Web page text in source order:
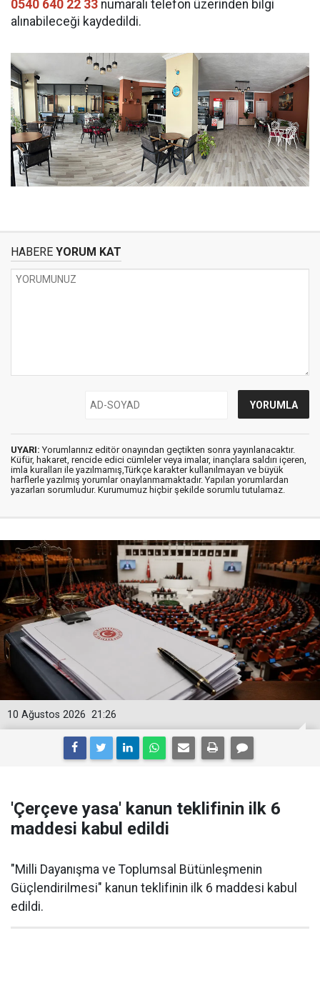
0540 640 22 33 numaralı telefon üzerinden bilgi
alınabileceği kaydedildi.
HABERE YORUM KAT
UYARI: Yorumlarınız editör onayından geçtikten sonra yayınlanacaktır.
Küfür, hakaret, rencide edici cümleler veya imalar, inançlara saldırı içeren,
imla kuralları ile yazılmamış,Türkçe karakter kullanılmayan ve büyük
harflerle yazılmış yorumlar onaylanmamaktadır. Yapılan yorumlardan
yazarları sorumludur. Kurumumuz hiçbir şekilde sorumlu tutulamaz.
21:26
10 Ağustos 2026
'Çerçeve yasa' kanun teklifinin ilk 6
maddesi kabul edildi
"Milli Dayanışma ve Toplumsal Bütünleşmenin
Güçlendirilmesi" kanun teklifinin ilk 6 maddesi kabul
edildi.